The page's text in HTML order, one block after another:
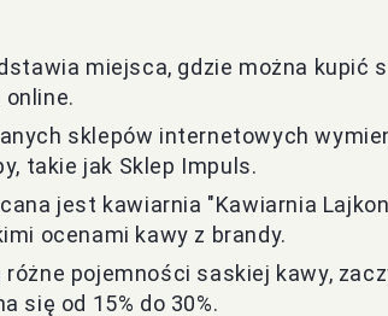
miejsca, gdzie można kupić
online.
sklepów internetowych
takie jak Sklep Impuls.
jest kawiarnia "Kawiarnia
ocenami kawy z brandy.
różne pojemności saskiej kawy,
się od 15% do 30%.